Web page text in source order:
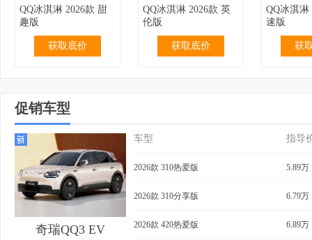
QQ冰淇淋 2026款 甜
趣版
获取底价
QQ冰淇淋 2026款 英
伦版
获取底价
QQ冰淇淋
速版
获
2.99万
QQ冰淇淋 2024款 青
春版 120km 奶昔
获取底价
3.19万
春版 120km 香草
获取底价
3.69万
155km 圣
获
促销车型
奇瑞QQ3 EV
车型 指导
2026款 310热爱版 5.89万
2026款 310分享版 6.79万
2026款 420热爱版 6.89万